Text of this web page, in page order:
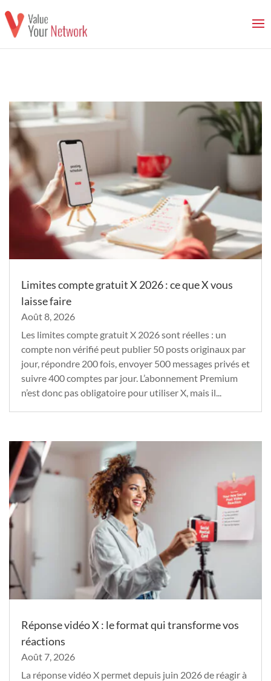
Limites compte gratuit X 2026 : ce que X vous
laisse faire
Août 8, 2026
Les limites compte gratuit X 2026 sont réelles : un
compte non vérifié peut publier 50 posts originaux par
jour, répondre 200 fois, envoyer 500 messages privés et
suivre 400 comptes par jour. L’abonnement Premium
n’est donc pas obligatoire pour utiliser X, mais il...
Réponse vidéo X : le format qui transforme vos
réactions
Août 7, 2026
La réponse vidéo X permet depuis juin 2026 de réagir à